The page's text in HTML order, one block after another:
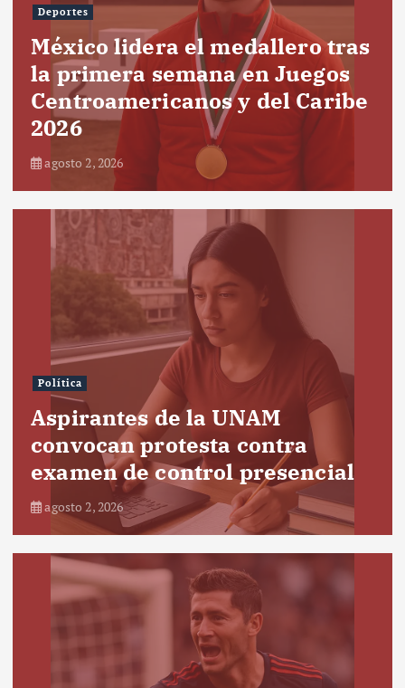
Deportes
México lidera el medallero tras
la primera semana en Juegos
Centroamericanos y del Caribe
2026
agosto 2, 2026
Política
Aspirantes de la UNAM
convocan protesta contra
examen de control presencial
agosto 2, 2026